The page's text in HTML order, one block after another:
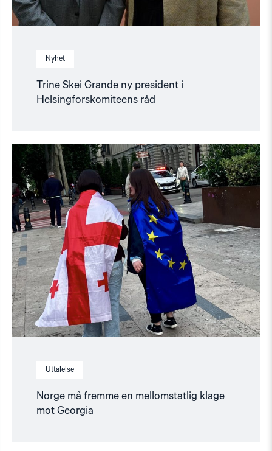
Nyhet
Trine Skei Grande ny president i
Helsingforskomiteens råd
Uttalelse
Norge må fremme en mellomstatlig klage
mot Georgia
Read
article
"Norge
fremme
en
mellomstatlig
klage
mot
Georgia"